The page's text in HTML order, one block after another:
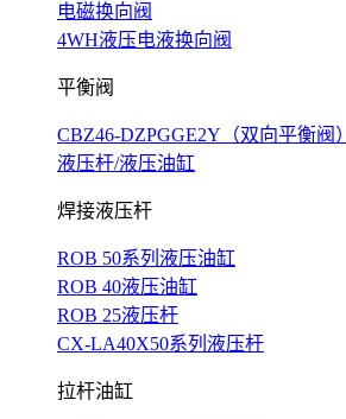
电磁换向阀
4WH液压电液换向阀
平衡阀
CBZ46-DZPGGE2Y（双向平衡阀）
液压杆/液压油缸
焊接液压杆
ROB 50系列液压油缸
ROB 40液压油缸
ROB 25液压杆
CX-LA40X50系列液压杆
拉杆油缸